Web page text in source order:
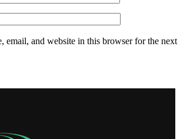
email, and website in this browser for the next